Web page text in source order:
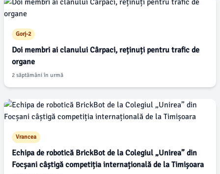
Gorj-2
Doi membri ai clanului Cârpaci, reținuți pentru trafic de
organe
2 săptămâni în urmă
Vrancea
Echipa de robotică BrickBot de la Colegiul „Unirea” din
Focșani câștigă competiția internațională de la Timișoara